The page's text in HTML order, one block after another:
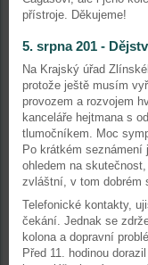
přístroje. Děkujeme!
5. srpna 201 -
Na Krajský úřad
protože ještě musím
provozem a rozvojem
kanceláře hejtmana s
tlumočníkem. Moc
Po krátkém seznámení
ohledem na
zvláštní, v tom dobrém
Telefonické kontakty,
čekání. Jednak se
kolona a dopravní
Před 11. hodinou